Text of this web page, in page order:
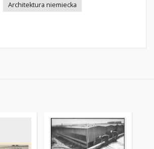
Architektura niemiecka